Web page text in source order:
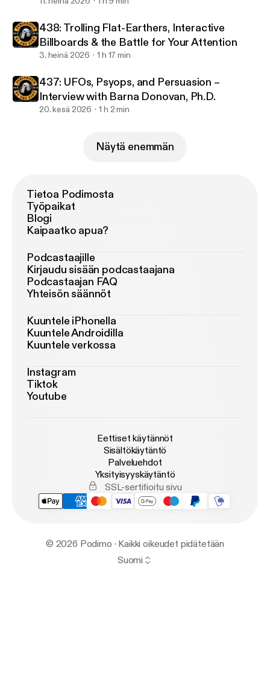
438: Trolling Flat-Earthers, Interactive
Billboards & the Battle for Your Attention
3. heinä 2026 1 h 17 min
437: UFOs, Psyops, and Persuasion –
Interview with Barna Donovan, Ph.D.
20. kesä 2026 1 h 2 min
Näytä enemmän
Tietoa Podimosta
Työpaikat
Blogi
Kaipaatko apua?
Podcastaajille
Kirjaudu sisään podcastaajana
Podcastaajan FAQ
Yhteisön säännöt
Kuuntele iPhonella
Kuuntele Androidilla
Kuuntele verkossa
Instagram
Tiktok
Youtube
Eettiset käytännöt
Sisältökäytäntö
Palveluehdot
Yksityisyyskäytäntö
SSL-sertifioitu sivu
© 2026 Podimo · Kaikki oikeudet pidätetään
Suomi